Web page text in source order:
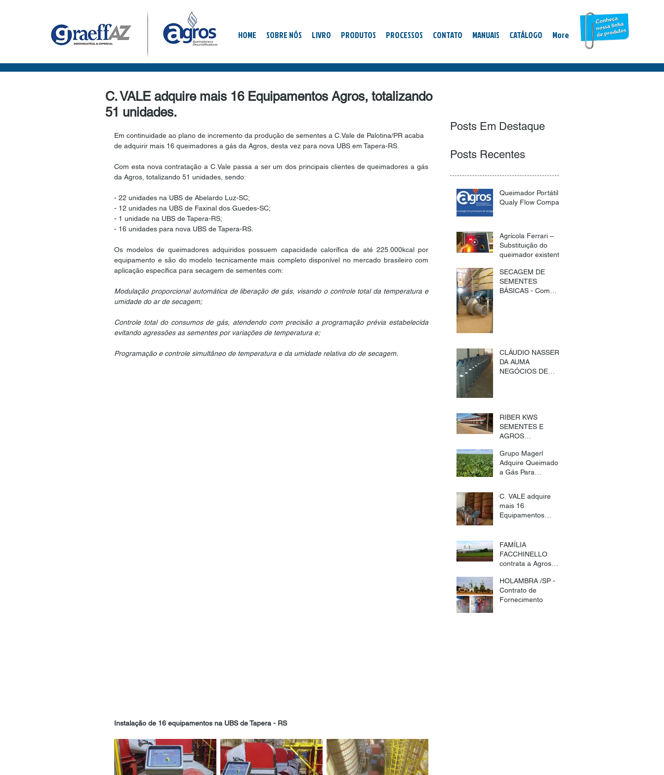
HOME SOBRE NÓS LIVRO PRODUTOS PROCESSOS CONTATO MANUAIS CATÁLOGO More
C. VALE adquire mais 16 Equipamentos Agros, totalizando
51 unidades.
Em continuidade ao plano de incremento da produção de sementes a C.Vale de Palotina/PR acaba
de adquirir mais 16 queimadores a gás da Agros, desta vez para nova UBS em Tapera-RS.
Com esta nova contratação a C.Vale passa a ser um dos principais clientes de queimadores a gás
da Agros, totalizando 51 unidades, sendo:
- 22 unidades na UBS de Abelardo Luz-SC;
- 12 unidades na UBS de Faxinal dos Guedes-SC;
- 1 unidade na UBS de Tapera-RS;
- 16 unidades para nova UBS de Tapera-RS.
Os modelos de queimadores adquiridos possuem capacidade calorífica de até 225.000kcal por
equipamento e são do modelo tecnicamente mais completo disponível no mercado brasileiro com
aplicação específica para secagem de sementes com:
Modulação proporcional automática de liberação de gás, visando o controle total da temperatura e
umidade do ar de secagem;
Controle total do consumos de gás, atendendo com precisão a programação prévia estabelecida
evitando agressões as sementes por variações de temperatura e;
Programação e controle simultâneo de temperatura e da umidade relativa do de secagem.
Instalação de 16 equipamentos na UBS de Tapera - RS
Posts Em Destaque
Posts Recentes
Queimador Portátil -
Qualy Flow Compact
Agrícola Ferrari –
Substituição do
queimador existente
SECAGEM DE
SEMENTES
BÁSICAS - Com
CLÁUDIO NASSER
DA AUMA
NEGÓCIOS DE
SECAGEM DE
SEMENTES.
RIBER KWS
SEMENTES E
AGROS
ESTABELECEM
PARCERIA
Grupo Magerl
Adquire Queimador
a Gás Para
C. VALE adquire
mais 16
Equipamentos
FAMÍLIA
FACCHINELLO
contrata a Agros
HOLAMBRA /SP -
Contrato de
Fornecimento